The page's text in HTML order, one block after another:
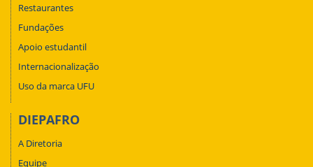
Restaurantes
Fundações
Apoio estudantil
Internacionalização
Uso da marca UFU
DIEPAFRO
A Diretoria
Equipe